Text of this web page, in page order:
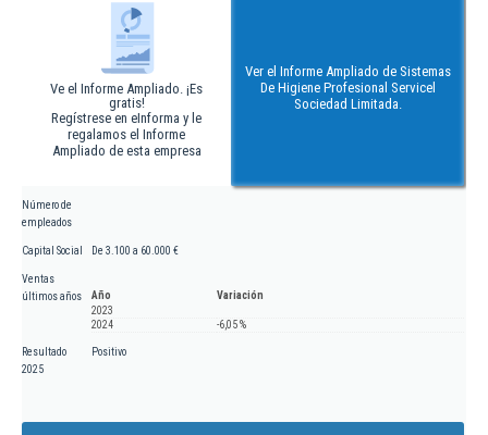
Ve el Informe Ampliado. ¡Es
gratis!
Regístrese en eInforma y le
regalamos el Informe
Ampliado de esta empresa
Ver el Informe Ampliado de Sistemas
De Higiene Profesional Servicel
Sociedad Limitada.
Número de
empleados
Capital Social De 3.100 a 60.000 €
Ventas
últimos años
Año
Variación
2023
2024
-6,05 %
Resultado
2025
Positivo